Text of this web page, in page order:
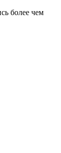
более чем